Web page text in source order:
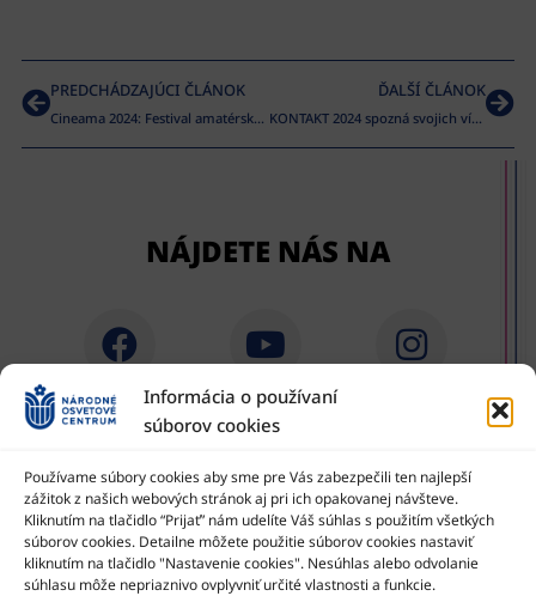
Informácia o používaní
súborov cookies
Používame súbory cookies aby sme pre Vás zabezpečili ten najlepší
zážitok z našich webových stránok aj pri ich opakovanej návšteve.
Kliknutím na tlačidlo “Prijať” nám udelíte Váš súhlas s použitím všetkých
súborov cookies. Detailne môžete použitie súborov cookies nastaviť
kliknutím na tlačidlo "Nastavenie cookies". Nesúhlas alebo odvolanie
súhlasu môže nepriaznivo ovplyvniť určité vlastnosti a funkcie.
PREDCHÁDZAJÚCI ČLÁNOK
Cineama 2024: Festival amatérskeho filmu ponúka najlepšie krátke snímky a program zameraný na zvuk
ĎALŠÍ ČLÁNOK
KONTAKT 2024 spozná svojich víťazov prvý septembrový víkend
NÁJDETE NÁS NA
Facebook YouTube
X (Twitter) LinkedIn